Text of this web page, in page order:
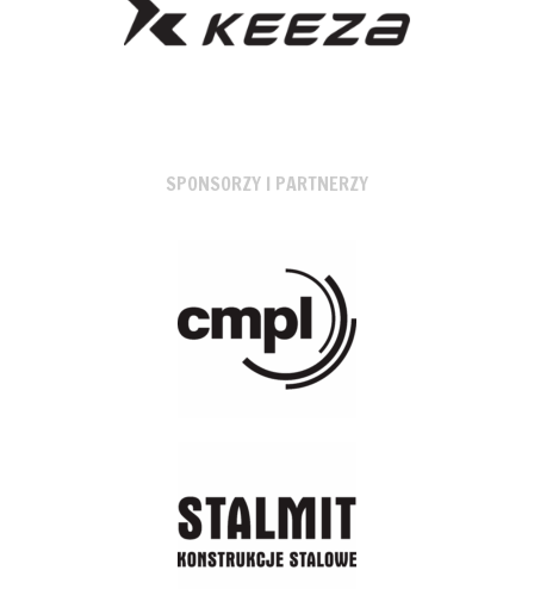
SPONSORZY I PARTNERZY